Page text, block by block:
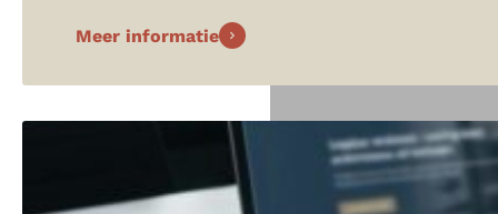
Meer informatie